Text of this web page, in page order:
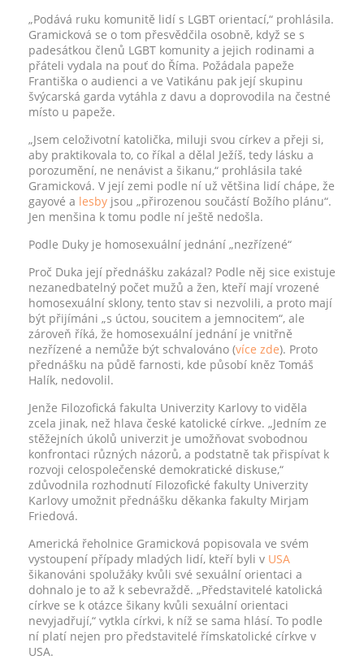
„Podává ruku komunitě lidí s LGBT orientací,“ prohlásila.
Gramicková se o tom přesvědčila osobně, když se s
padesátkou členů LGBT komunity a jejich rodinami a
přáteli vydala na pouť do Říma. Požádala papeže
Františka o audienci a ve Vatikánu pak její skupinu
švýcarská garda vytáhla z davu a doprovodila na čestné
místo u papeže.
„Jsem celoživotní katolička, miluji svou církev a přeji si,
aby praktikovala to, co říkal a dělal Ježíš, tedy lásku a
porozumění, ne nenávist a šikanu,“ prohlásila také
Gramicková. V její zemi podle ní už většina lidí chápe, že
gayové a lesby jsou „přirozenou součástí Božího plánu“.
Jen menšina k tomu podle ní ještě nedošla.
Podle Duky je homosexuální jednání „nezřízené“
Proč Duka její přednášku zakázal? Podle něj sice existuje
nezanedbatelný počet mužů a žen, kteří mají vrozené
homosexuální sklony, tento stav si nezvolili, a proto mají
být přijímáni „s úctou, soucitem a jemnocitem“, ale
zároveň říká, že homosexuální jednání je vnitřně
nezřízené a nemůže být schvalováno (více zde). Proto
přednášku na půdě farnosti, kde působí kněz Tomáš
Halík, nedovolil.
Jenže Filozofická fakulta Univerzity Karlovy to viděla
zcela jinak, než hlava české katolické církve. „Jedním ze
stěžejních úkolů univerzit je umožňovat svobodnou
konfrontaci různých názorů, a podstatně tak přispívat k
rozvoji celospolečenské demokratické diskuse,“
zdůvodnila rozhodnutí Filozofické fakulty Univerzity
Karlovy umožnit přednášku děkanka fakulty Mirjam
Friedová.
Americká řeholnice Gramicková popisovala ve svém
vystoupení případy mladých lidí, kteří byli v USA
šikanováni spolužáky kvůli své sexuální orientaci a
dohnalo je to až k sebevraždě. „Představitelé katolická
církve se k otázce šikany kvůli sexuální orientaci
nevyjadřují,“ vytkla církvi, k níž se sama hlásí. To podle
ní platí nejen pro představitelé římskatolické církve v
USA.